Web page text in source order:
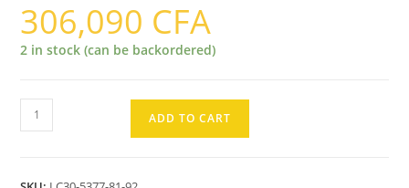
306,090 CFA
2 in stock (can be backordered)
STEM
Brasseur
ADD TO CART